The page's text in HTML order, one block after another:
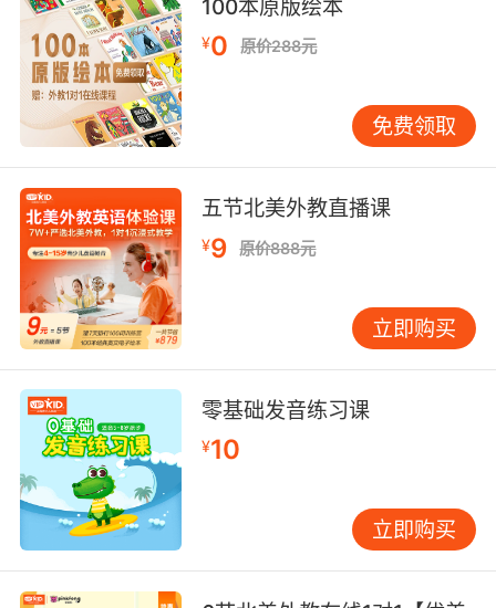
100本原版绘本
¥0 原价288元
免费领取
五节北美外教直播课
¥9 原价888元
立即购买
零基础发音练习课
¥10
立即购买